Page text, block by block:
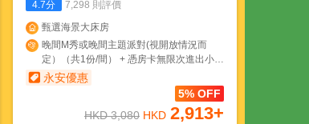
4.7分 7,298 則評價
甄選海景大床房
晚間M秀或晚間主題派對(視開放情況而
定）（共1份/間） + 憑房卡無限次進出小梅
沙海濱樂園（1份/間/晚） + 安漫旅拍 專業
旅拍（共1份/間）
永安優惠
5% OFF
HKD3,080 HKD 2,913+